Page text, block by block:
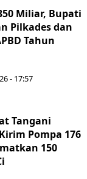
Miliar, Bupati
Pilkades dan
Tahun
- 17:57
Tangani
Pompa 176
150